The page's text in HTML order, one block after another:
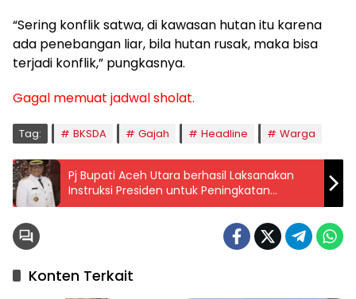
“Sering konflik satwa, di kawasan hutan itu karena
ada penebangan liar, bila hutan rusak, maka bisa
terjadi konflik,” pungkasnya.
Gagal memuat jadwal sholat.
Tag: BKSDA Gajah Headline Warga
Pj Bupati Aceh Utara berhasil Laksanakan
Instruksi Presiden untuk Peningkatan
Penggunaan Produksi Dalam Negeri
Konten Terkait